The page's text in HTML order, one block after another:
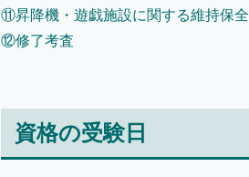
⑪昇降機・遊戯施設に関する維持保全
⑫修了考査
資格の受験日